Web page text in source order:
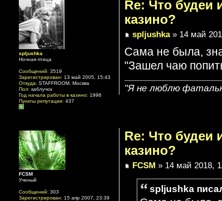
Re: Что будеи
казино?
spljushka» 14 май
Сама не была,
"Зашел чаю
"Я не люблю
spljushka
Ночная птица
Сообщений: 3519
Зарегистрирован: 13 май 2005, 15:43
Откуда: STAFFROOM, Москва
Пол: каблучок
Год начала работы в казино: 1996
Пункты репутации: 437
Re: Что будеи
казино?
FCSM » 14 май 2018,
spljushka
FCSM
Ученый
Сообщений: 303
Зарегистрирован: 15 апр 2007, 23:39